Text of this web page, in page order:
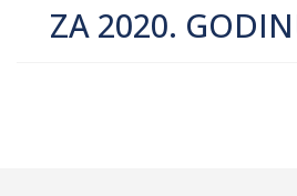
ZA 2020.